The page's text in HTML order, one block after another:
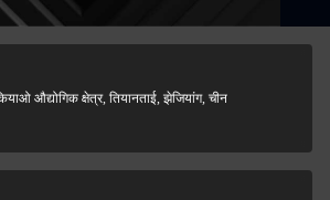
औद्योगिक क्षेत्र, तियानताई, झेजियांग, चीन